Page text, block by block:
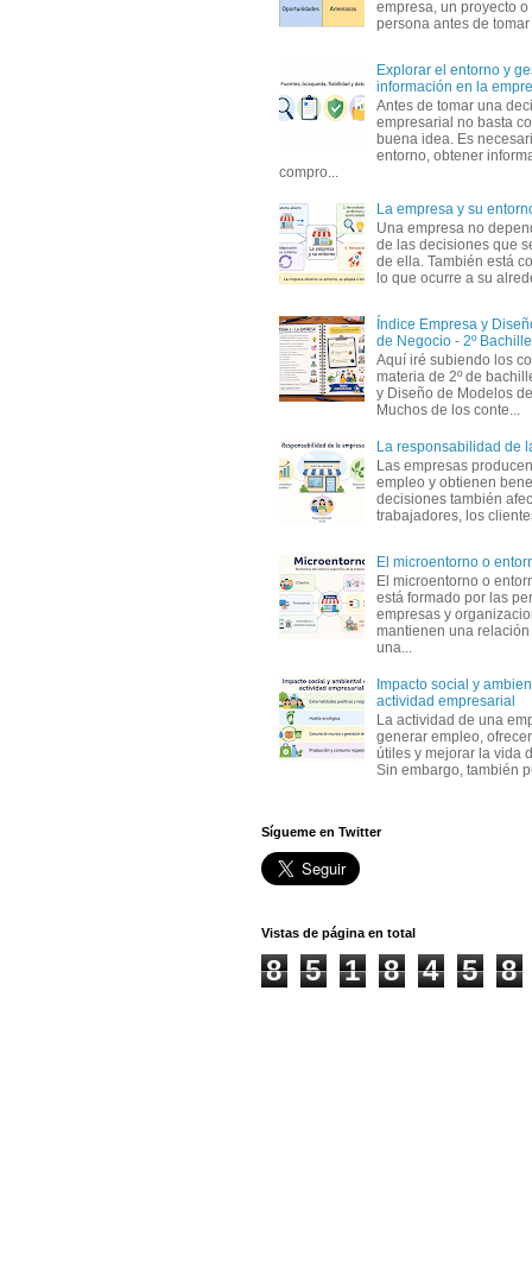
empresa, un proyecto
persona antes de
Explorar el entorno y
información en la
Antes de tomar una
empresarial no basta
buena idea. Es
entorno, obtener
compro...
La empresa y su
Una empresa no
de las decisiones que
de ella. También está
lo que ocurre a su
Índice Empresa y
de Negocio - 2º
Aquí iré subiendo los
materia de 2º de
y Diseño de Modelos
Muchos de los conte...
La responsabilidad de
Las empresas
empleo y obtienen
decisiones también
trabajadores, los
El microentorno o
El microentorno o
está formado por las
empresas y
mantienen una
una...
Impacto social y
actividad empresarial
La actividad de una
generar empleo,
útiles y mejorar la vida
Sin embargo, también
Sígueme en Twitter
Vistas de página en total
8 5 1 8 4 5 8